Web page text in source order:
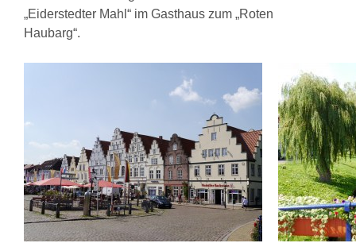
„Eiderstedter Mahl“ im Gasthaus zum „Roten
Haubarg“.